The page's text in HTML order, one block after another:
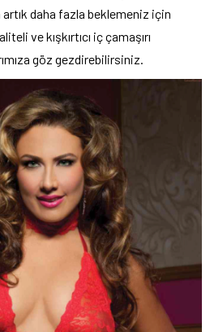
daha fazla beklemeniz için
ve kışkırtıcı iç çamaşırı
göz gezdirebilirsiniz.